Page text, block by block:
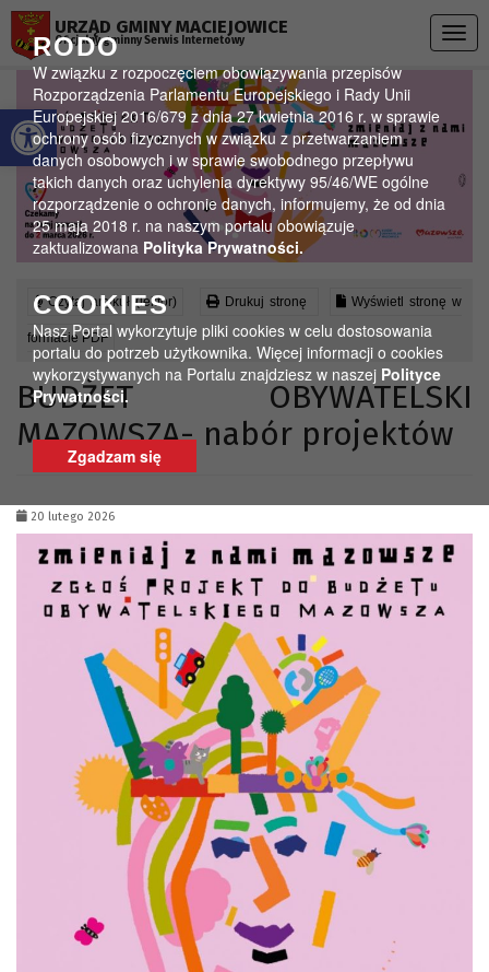
Otwórz pasek narzędzi
RODO
W związku z rozpoczęciem obowiązywania przepisów
Rozporządzenia Parlamentu Europejskiego i Rady Unii
Europejskiej 2016/679 z dnia 27 kwietnia 2016 r. w sprawie
ochrony osób fizycznych w związku z przetwarzaniem
danych osobowych i w sprawie swobodnego przepływu
takich danych oraz uchylenia dyrektywy 95/46/WE ogólne
rozporządzenie o ochronie danych, informujemy, że od dnia
25 maja 2018 r. na naszym portalu obowiązuje
zaktualizowana Polityka Prywatności.
COOKIES
Nasz Portal wykorzytuje pliki cookies w celu dostosowania
portalu do potrzeb użytkownika. Więcej informacji o cookies
wykorzystywanych na Portalu znajdziesz w naszej Polityce
Prywatności.
Zgadzam się
URZĄD GMINY MACIEJOWICE
Oficjalny gminny Serwis Internetowy
Czytaj artykuł (lektor) Drukuj stronę Wyświetl stronę w
formacie PDF
BUDŻET OBYWATELSKI
MAZOWSZA- nabór projektów
20 lutego 2026